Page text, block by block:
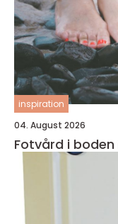
inspiration
04. August 2026